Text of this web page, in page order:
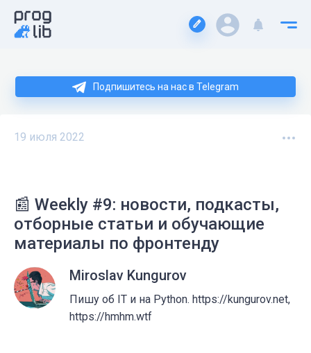
Подпишитесь на нас в Telegram
19 июля 2022
📰 Weekly #9: новости, подкасты,
отборные статьи и обучающие
материалы по фронтенду
Miroslav Kungurov
Пишу об IT и на Python. https://kungurov.net,
https://hmhm.wtf